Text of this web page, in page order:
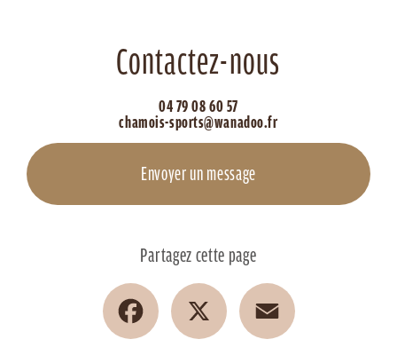
Contactez-nous
04 79 08 60 57
chamois-sports@wanadoo.fr
Envoyer un message
Partagez cette page
Facebook